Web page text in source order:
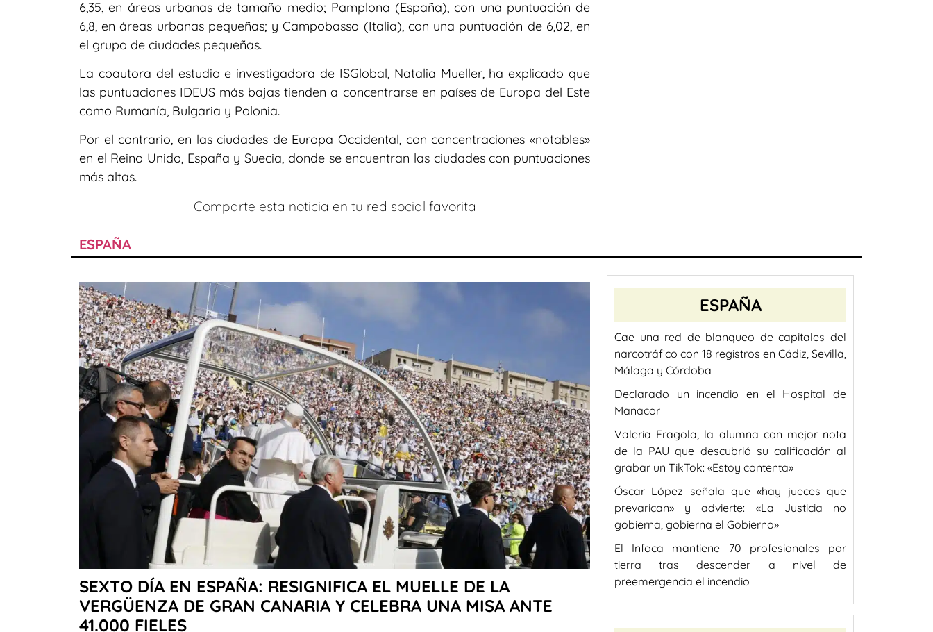
6,35, en áreas urbanas de tamaño medio; Pamplona (España), con una puntuación de
6,8, en áreas urbanas pequeñas; y Campobasso (Italia), con una puntuación de 6,02, en
el grupo de ciudades pequeñas.
La coautora del estudio e investigadora de ISGlobal, Natalia Mueller, ha explicado que
las puntuaciones IDEUS más bajas tienden a concentrarse en países de Europa del Este
como Rumanía, Bulgaria y Polonia.
Por el contrario, en las ciudades de Europa Occidental, con concentraciones «notables»
en el Reino Unido, España y Suecia, donde se encuentran las ciudades con puntuaciones
más altas.
Comparte esta noticia en tu red social favorita
ESPAÑA
SEXTO DÍA EN ESPAÑA: RESIGNIFICA EL MUELLE DE LA
VERGÜENZA DE GRAN CANARIA Y CELEBRA UNA MISA ANTE
41.000 FIELES
ESPAÑA
Cae una red de blanqueo de capitales del
narcotráfico con 18 registros en Cádiz, Sevilla,
Málaga y Córdoba
Declarado un incendio en el Hospital de
Manacor
Valeria Fragola, la alumna con mejor nota
de la PAU que descubrió su calificación al
grabar un TikTok: «Estoy contenta»
Óscar López señala que «hay jueces que
prevarican» y advierte: «La Justicia no
gobierna, gobierna el Gobierno»
El Infoca mantiene 70 profesionales por
tierra tras descender a nivel de
preemergencia el incendio